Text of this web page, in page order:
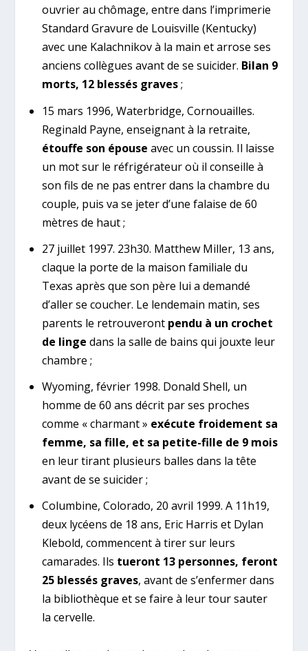
ouvrier au chômage, entre dans l’imprimerie
Standard Gravure de Louisville (Kentucky)
avec une Kalachnikov à la main et arrose ses
anciens collègues avant de se suicider. Bilan 9
morts, 12 blessés graves;
15 mars 1996, Waterbridge, Cornouailles.
Reginald Payne, enseignant à la retraite,
étouffe son épouse avec un coussin. Il laisse
un mot sur le réfrigérateur où il conseille à
son fils de ne pas entrer dans la chambre du
couple, puis va se jeter d’une falaise de 60
mètres de haut ;
27 juillet 1997. 23h30. Matthew Miller, 13 ans,
claque la porte de la maison familiale du
Texas après que son père lui a demandé
d’aller se coucher. Le lendemain matin, ses
parents le retrouveront pendu à un crochet
de linge dans la salle de bains qui jouxte leur
chambre ;
Wyoming, février 1998. Donald Shell, un
homme de 60 ans décrit par ses proches
comme « charmant » exécute froidement sa
femme, sa fille, et sa petite-fille de 9 mois
en leur tirant plusieurs balles dans la tête
avant de se suicider ;
Columbine, Colorado, 20 avril 1999. A 11h19,
deux lycéens de 18 ans, Eric Harris et Dylan
Klebold, commencent à tirer sur leurs
camarades. Ils tueront 13 personnes, feront
25 blessés graves, avant de s’enfermer dans
la bibliothèque et se faire à leur tour sauter
la cervelle.